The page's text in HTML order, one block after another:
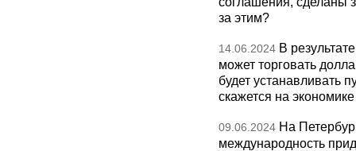
за этим?
14.06.2024 В
может торговать
будет устанавливать
скажется на
09.06.2024 На
международность